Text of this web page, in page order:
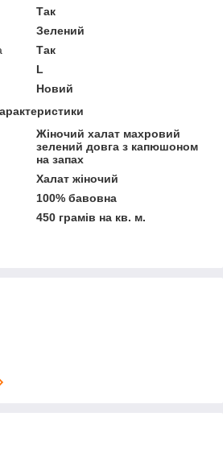
Так
Зелений
Так
L
Новий
Жіночий халат махровий
зелений довга з капюшоном
на запах
Халат жіночий
100% бавовна
450 грамів на кв. м.